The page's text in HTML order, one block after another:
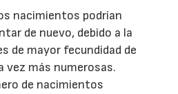
nacimientos podrían
de nuevo, debido a la
de mayor fecundidad de
vez más numerosas.
de nacimientos